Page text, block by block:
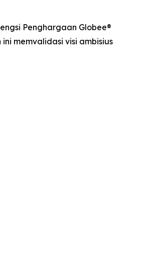
Penghargaan Globee®
memvalidasi visi ambisius